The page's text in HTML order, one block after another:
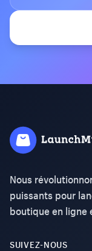
Nous
puissants pour
boutique en ligne
SUIVEZ-NOUS